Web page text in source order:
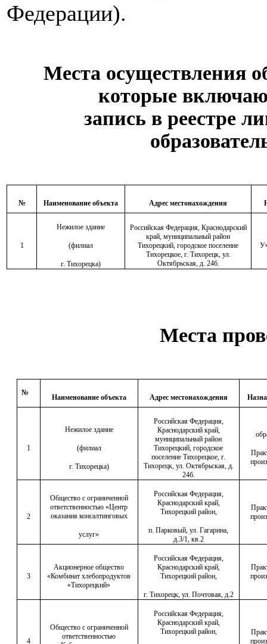
Федерации).
Места осуществления
которые
запись в реестре
№ Наименование объекта Адрес местонахождения
1
Нежилое здание
(филиал
г. Тихорецка)
Российская Федерация, Краснодарский
край, муниципальный район
Тихорецкий, городское поселение
Тихорецкое, г. Тихорецк, ул.
Октябрьская, д. 24б.
Места
№
Наименование объекта Адрес местонахождения
1
Нежилое здание
(филиал
г. Тихорецка)
Российская Федерация,
Краснодарский край,
муниципальный район
Тихорецкий, городское
поселение Тихорецкое, г.
Тихорецк, ул. Октябрьская, д.
24б.
2
Общество с ограниченной
ответственностью «Центр
оказания консалтинговых
услуг»
Российская Федерация,
Краснодарский край,
Тихорецкий район,
п. Парковый, ул. Гагарина,
д.3/1, кв.2
3
Акционерное общество
«Комбинат хлебопродуктов
«Тихорецкий»
Российская Федерация,
Краснодарский край,
Тихорецкий район,
г. Тихорецк, ул. Почтовая, д.2
4
Общество с ограниченной
ответственностью
Российская Федерация,
Краснодарский край,
Тихорецкий район,